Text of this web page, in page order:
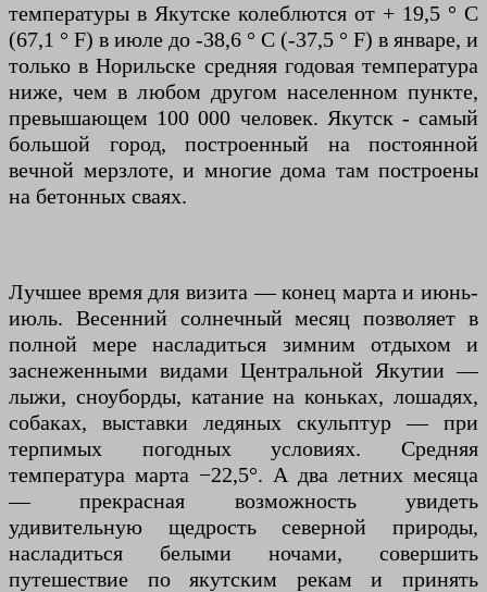
температуры в Якутске колеблются от + 19,5 ° C
(67,1 ° F) в июле до -38,6 ° C (-37,5 ° F) в январе, и
только в Норильске средняя годовая температура
ниже, чем в любом другом населенном пункте,
превышающем 100 000 человек. Якутск - самый
большой город, построенный на постоянной
вечной мерзлоте, и многие дома там построены
на бетонных сваях.
Лучшее время для визита — конец марта и июнь-
июль. Весенний солнечный месяц позволяет в
полной мере насладиться зимним отдыхом и
заснеженными видами Центральной Якутии —
лыжи, сноуборды, катание на коньках, лошадях,
собаках, выставки ледяных скульптур — при
терпимых погодных условиях. Средняя
температура марта −22,5°. А два летних месяца
— прекрасная возможность увидеть
удивительную щедрость северной природы,
насладиться белыми ночами, совершить
путешествие по якутским рекам и принять